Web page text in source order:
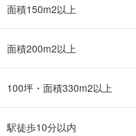
面積150m2以上
面積200m2以上
100坪・面積330m2以上
駅徒歩10分以内